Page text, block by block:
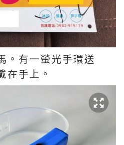
。有一螢光手環送
在手上。